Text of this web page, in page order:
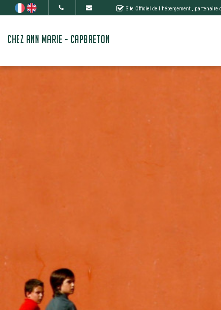
Site Officiel de l'hébergement , partenaire
CHEZ ANN MARIE - CAPBRETON